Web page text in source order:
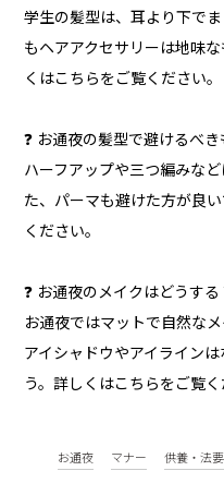
学生の髪型は、耳より下で
もヘアアクセサリーは地味
くはこちらをご覧ください。
❓ お通夜の髪型で避けるべき
ハーフアップや三つ編みな
た、パーマも避けた方が良
ください。
❓ お通夜のメイクはどうする
お通夜ではマットで自然な
アイシャドウやアイライン
う。詳しくはこちらをご覧く
お通夜 マナー 供養・法要